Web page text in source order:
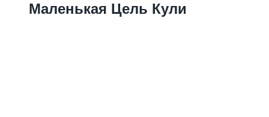
Маленькая Цель Кули